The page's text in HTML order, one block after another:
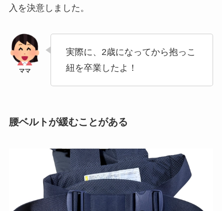
入を決意しました。
実際に、2歳になってから抱っこ
紐を卒業したよ！
腰ベルトが緩むことがある